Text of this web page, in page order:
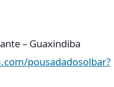
– Guaxindiba
pousadadosolbar?